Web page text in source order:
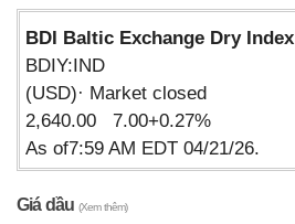
BDI Baltic Exchange Dry Index
BDIY:IND
(USD)· Market closed
2,640.00 7.00+0.27%
As of7:59 AM EDT 04/21/26.
Giá dầu (Xem thêm)